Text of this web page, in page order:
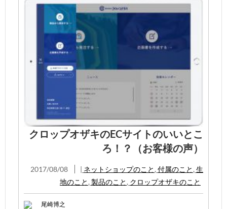
クロップオザキのECサイトのいいとこ
ろ！？（お客様の声）
2017/08/08 | ネットショップのこと , 付属のこと , 生
地のこと , 製品のこと , クロップオザキのこと
尾崎博之